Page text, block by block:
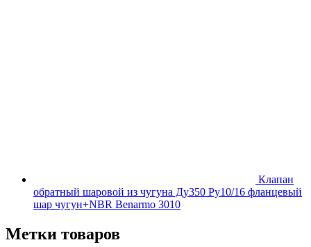
Клапан
обратный шаровой из чугуна Ду350 Ру10/16 фланцевый
шар чугун+NBR Benarmo 3010
Метки товаров